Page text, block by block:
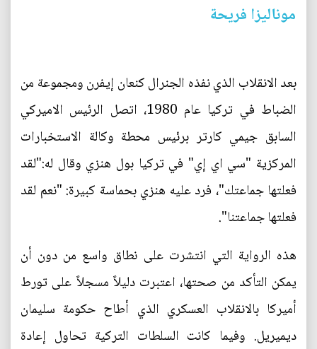
موناليزا فريحة
بعد الانقلاب الذي نفذه الجنرال كنعان إيفرن ومجموعة من
الضباط في تركيا عام 1980، اتصل الرئيس الاميركي
السابق جيمي كارتر برئيس محطة وكالة الاستخبارات
المركزية "سي اي إي" في تركيا بول هنزي وقال له:"لقد
فعلتها جماعتك"، فرد عليه هنزي بحماسة كبيرة: "نعم لقد
فعلتها جماعتنا".
هذه الرواية التي انتشرت على نطاق واسع من دون أن
يمكن التأكد من صحتها، اعتبرت دليلاً مسجلاً على تورط
أميركا بالانقلاب العسكري الذي أطاح حكومة سليمان
ديميريل. وفيما كانت السلطات التركية تحاول إعادة